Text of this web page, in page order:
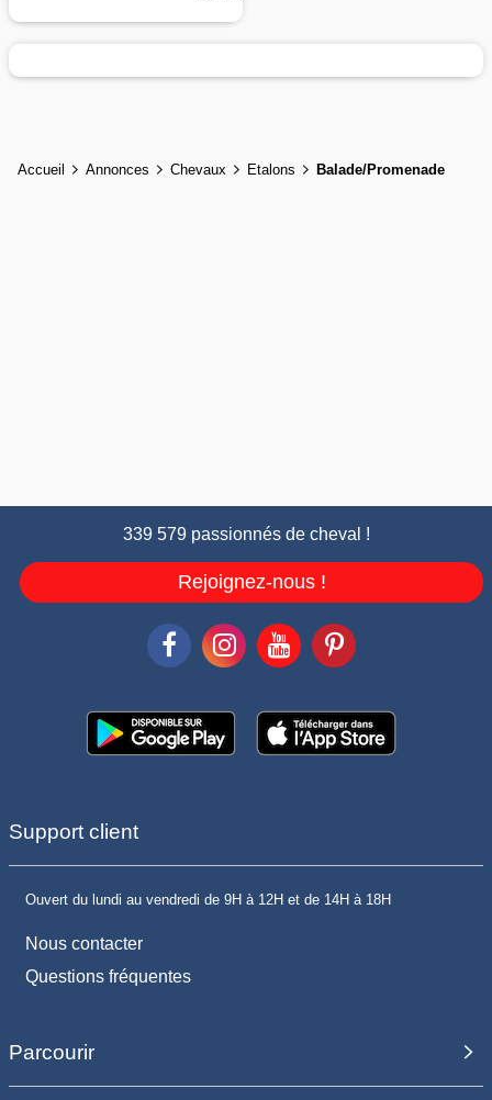
Accueil Annonces Chevaux Etalons Balade/Promenade
339 579 passionnés de cheval !
Rejoignez-nous !
Support client
Ouvert du lundi au vendredi de 9H à 12H et de 14H à 18H
Nous contacter
Questions fréquentes
Parcourir